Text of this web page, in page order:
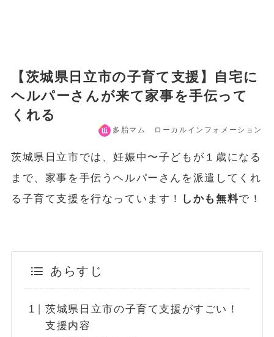
【茨城県日立市の子育て支援】自宅に
ヘルパーさんが来て家事を手伝って
くれる
多胎マム ローカルインフォメーション
茨城県日立市では、妊娠中〜子どもが１歳になる
まで、家事を手伝うヘルパーさんを派遣してくれ
る子育て支援を行なっています！
しかも無料で！
あらすじ
茨城県日立市の子育て支援がすごい！
支援内容